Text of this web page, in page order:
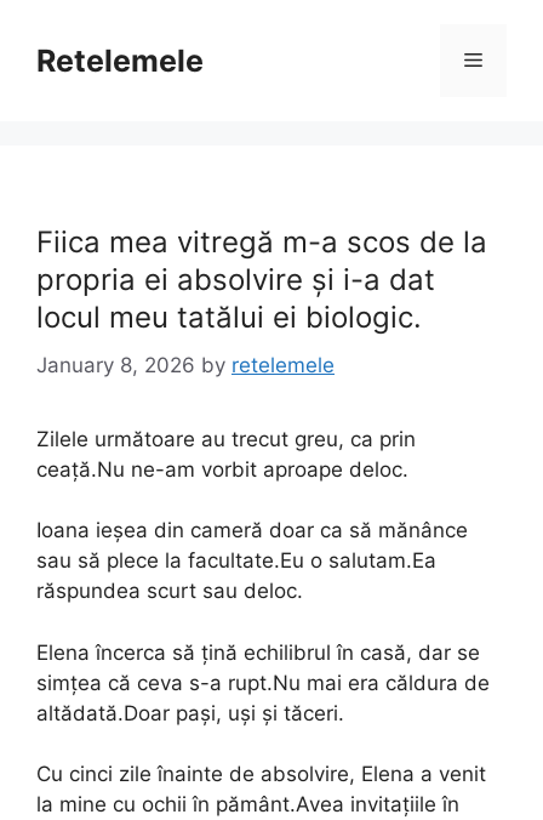
contentRetelemele Menu
Fiica mea vitregă m-a scos de la
propria ei absolvire și i-a dat
locul meu tatălui ei biologic.
January 8, 2026 by retelemele
Zilele următoare au trecut greu, ca prin
ceață.Nu ne-am vorbit aproape deloc.
Ioana ieșea din cameră doar ca să mănânce
sau să plece la facultate.Eu o salutam.Ea
răspundea scurt sau deloc.
Elena încerca să țină echilibrul în casă, dar se
simțea că ceva s-a rupt.Nu mai era căldura de
altădată.Doar pași, uși și tăceri.
Cu cinci zile înainte de absolvire, Elena a venit
la mine cu ochii în pământ.Avea invitațiile în